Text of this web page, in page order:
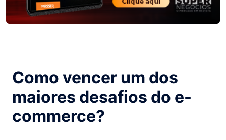
Como vencer um dos
maiores desafios do e-
commerce?